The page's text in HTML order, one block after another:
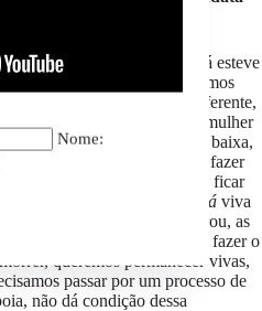
Nome:
com a prefeita Eliana, que já esteve
com a gente, onde dialogamos
embora ela seja de partido diferente,
a opressão contra a mulher
mulheres pretas e de classe baixa,
base para que consigamos fazer
isso, porque não podemos ficar
enfrentamento. Eu quero
tá viva
gente morrer, morreu e enterrou, as
não estarei mais viva para fazer o
queremos permanecer vivas,
passar por um processo de
não dá condição dessa